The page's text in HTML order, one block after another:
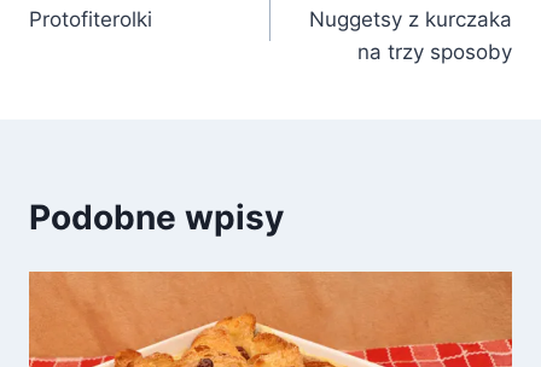
wpisu
Protofiterolki
Nuggetsy z kurczaka
na trzy sposoby
Podobne wpisy